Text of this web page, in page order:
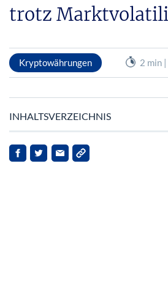
trotz
Kryptowährungen 2 min
INHALTSVERZEICHNIS
NEAR Protocol bereit für eine